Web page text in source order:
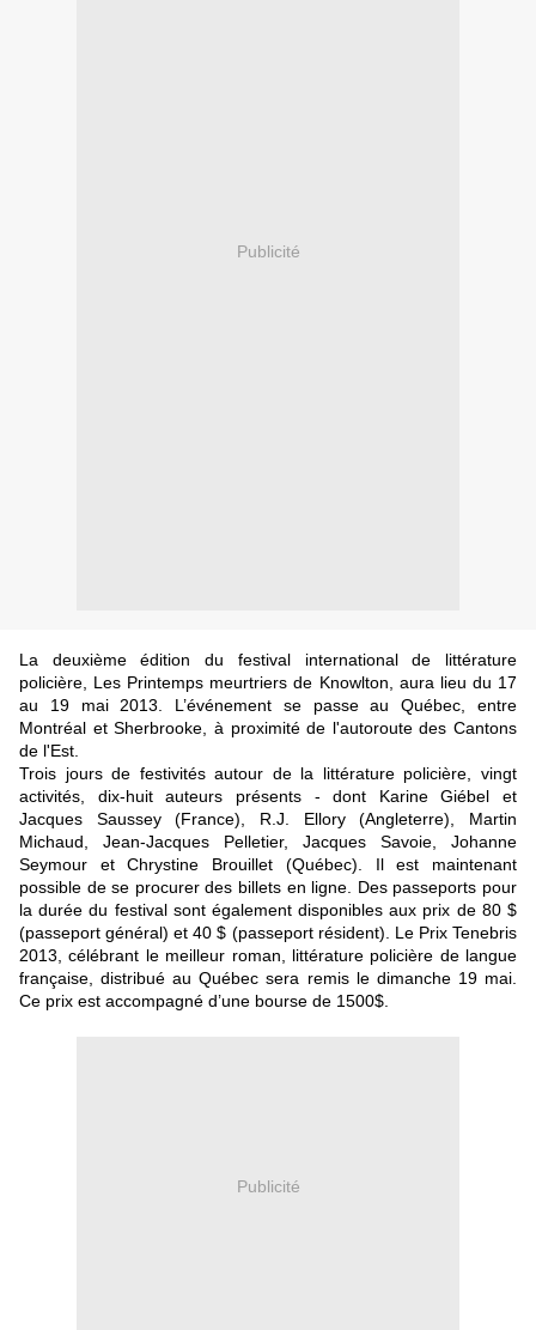
Publicité
La deuxième édition du festival international de littérature
policière, Les Printemps meurtriers de Knowlton, aura lieu du 17
au 19 mai 2013. L’événement se passe au Québec, entre
Montréal et Sherbrooke, à proximité de l'autoroute des Cantons
de l'Est.
Trois jours de festivités autour de la littérature policière, vingt
activités, dix-huit auteurs présents - dont Karine Giébel et
Jacques Saussey (France), R.J. Ellory (Angleterre), Martin
Michaud, Jean-Jacques Pelletier, Jacques Savoie, Johanne
Seymour et Chrystine Brouillet (Québec). Il est maintenant
possible de se procurer des billets en ligne. Des passeports pour
la durée du festival sont également disponibles aux prix de 80 $
(passeport général) et 40 $ (passeport résident). Le Prix Tenebris
2013, célébrant le meilleur roman, littérature policière de langue
française, distribué au Québec sera remis le dimanche 19 mai.
Ce prix est accompagné d’une bourse de 1500$.
Publicité